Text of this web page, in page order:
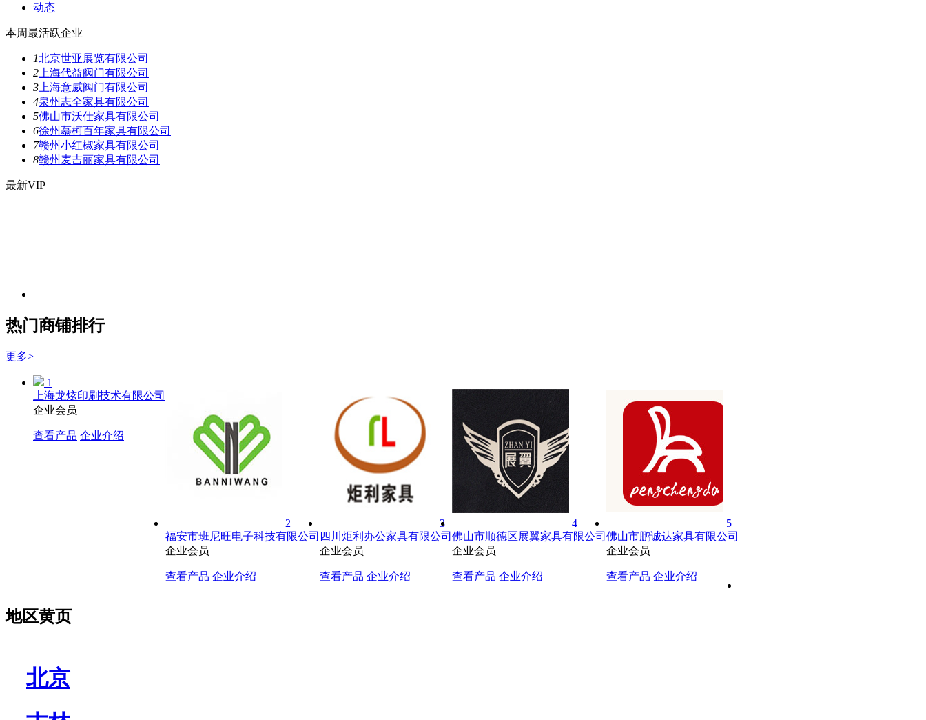
动态
本周最活跃企业
1北京世亚展览有限公司
2 上海代益阀门有限公司
3 上海意威阀门有限公司
4泉州志全家具有限公司
5佛山市沃仕家具有限公司
6徐州慕柯百年家具有限公司
7赣州小红椒家具有限公司
8赣州麦吉丽家具有限公司
最新VIP
热门商铺排行
更多>
1
上海龙炫印刷技术有限公司
企业会员
查看产品 企业介绍
2
福安市班尼旺电子科技有限公司
企业会员
查看产品 企业介绍
3
四川炬利办公家具有限公司
企业会员
查看产品 企业介绍
4
佛山市顺德区展翼家具有限公司
企业会员
查看产品 企业介绍
5
佛山市鹏诚达家具有限公司
企业会员
查看产品 企业介绍
地区黄页
北京